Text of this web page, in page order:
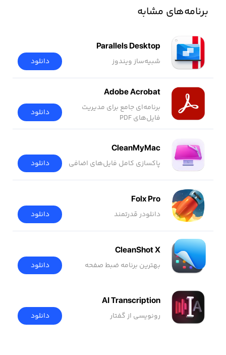
برنامه‌های مشابه
Parallels Desktop
شبیه‌ساز ویندوز دانلود
Adobe Acrobat
برنامه‌ای جامع برای مدیریت
فایل‌های PDF
دانلود
CleanMyMac
پاکسازی کامل فایل‌های اضافی دانلود
Folx Pro
دانلودر قدرتمند دانلود
CleanShot X
بهترین برنامه ضبط صفحه دانلود
AI Transcription
رونویسی از گفتار دانلود